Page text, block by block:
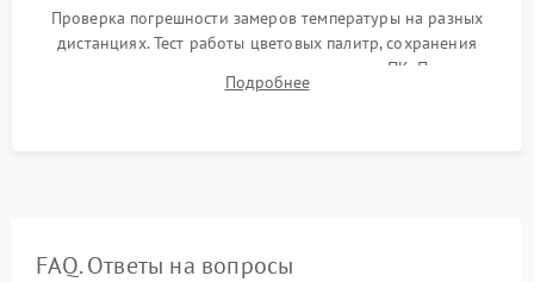
Проверка погрешности замеров температуры на разных
дистанциях. Тест работы цветовых палитр, сохранения
термограмм в память и передачи данных на ПК. Проверка
автономности работы и итоговый контроль качества.
Подробнее
FAQ. Ответы на вопросы